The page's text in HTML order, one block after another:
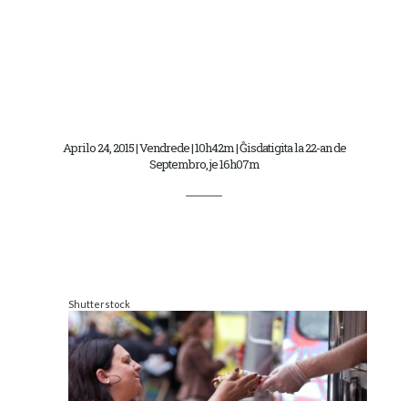
Aprilo 24, 2015 | Vendrede | 10h42m | Ĝisdatigita la 22-an de
Septembro, je 16h07m
Shutterstock